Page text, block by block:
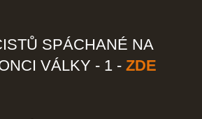
SPÁCHANÉ NA
VÁLKY - 1 - ZDE